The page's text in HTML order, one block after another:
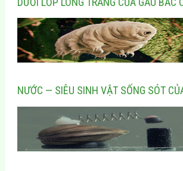
NƯỚC — SIÊU SINH VẬT SỐNG SÓT